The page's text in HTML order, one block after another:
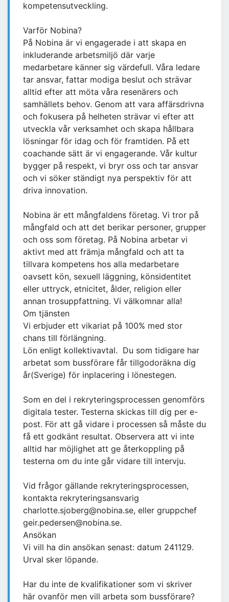
kompetensutveckling.
Varför Nobina?
På Nobina är vi engagerade i att skapa en
inkluderande arbetsmiljö där varje
medarbetare känner sig värdefull. Våra ledare
tar ansvar, fattar modiga beslut och strävar
alltid efter att möta våra resenärers och
samhällets behov. Genom att vara affärsdrivna
och fokusera på helheten strävar vi efter att
utveckla vår verksamhet och skapa hållbara
lösningar för idag och för framtiden. På ett
coachande sätt är vi engagerande. Vår kultur
bygger på respekt, vi bryr oss och tar ansvar
och vi söker ständigt nya perspektiv för att
driva innovation.
Nobina är ett mångfaldens företag. Vi tror på
mångfald och att det berikar personer, grupper
och oss som företag. På Nobina arbetar vi
aktivt med att främja mångfald och att ta
tillvara kompetens hos alla medarbetare
oavsett kön, sexuell läggning, könsidentitet
eller uttryck, etnicitet, ålder, religion eller
annan trosuppfattning. Vi välkomnar alla!
Om tjänsten
Vi erbjuder ett vikariat på 100% med stor
chans till förlängning.
Lön enligt kollektivavtal. Du som tidigare har
arbetat som bussförare får tillgodoräkna dig
år(Sverige) för inplacering i lönestegen.
Som en del i rekryteringsprocessen genomförs
digitala tester. Testerna skickas till dig per e-
post. För att gå vidare i processen så måste du
få ett godkänt resultat. Observera att vi inte
alltid har möjlighet att ge återkoppling på
testerna om du inte går vidare till intervju.
Vid frågor gällande rekryteringsprocessen,
kontakta rekryteringsansvarig
charlotte.sjoberg@nobina.se, eller gruppchef
geir.pedersen@nobina.se.
Ansökan
Vi vill ha din ansökan senast: datum 241129.
Urval sker löpande.
Har du inte de kvalifikationer som vi skriver
här ovanför men vill arbeta som bussförare?